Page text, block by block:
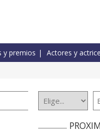
y premios Actores y